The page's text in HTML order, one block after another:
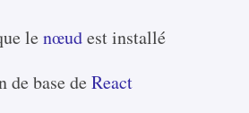
lenœudest installé
de base deReact